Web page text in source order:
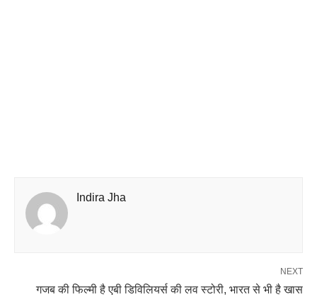
Indira Jha
NEXT
गजब की फिल्मी है एबी डिविलियर्स की लव स्टोरी, भारत से भी है खास